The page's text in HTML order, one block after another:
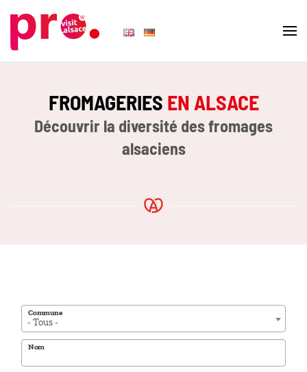
Skip to main content
FROMAGERIES EN ALSACE
Découvrir la diversité des fromages
alsaciens
- Tous -
Commune
Nom